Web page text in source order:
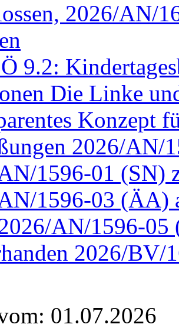
2026/AN/
9.2:
Die Linke
Konzept
2026/AN/
1596-01 (SN)
1596-03 (ÄA)
AN/1596-05
2026/BV/
01.07.2026